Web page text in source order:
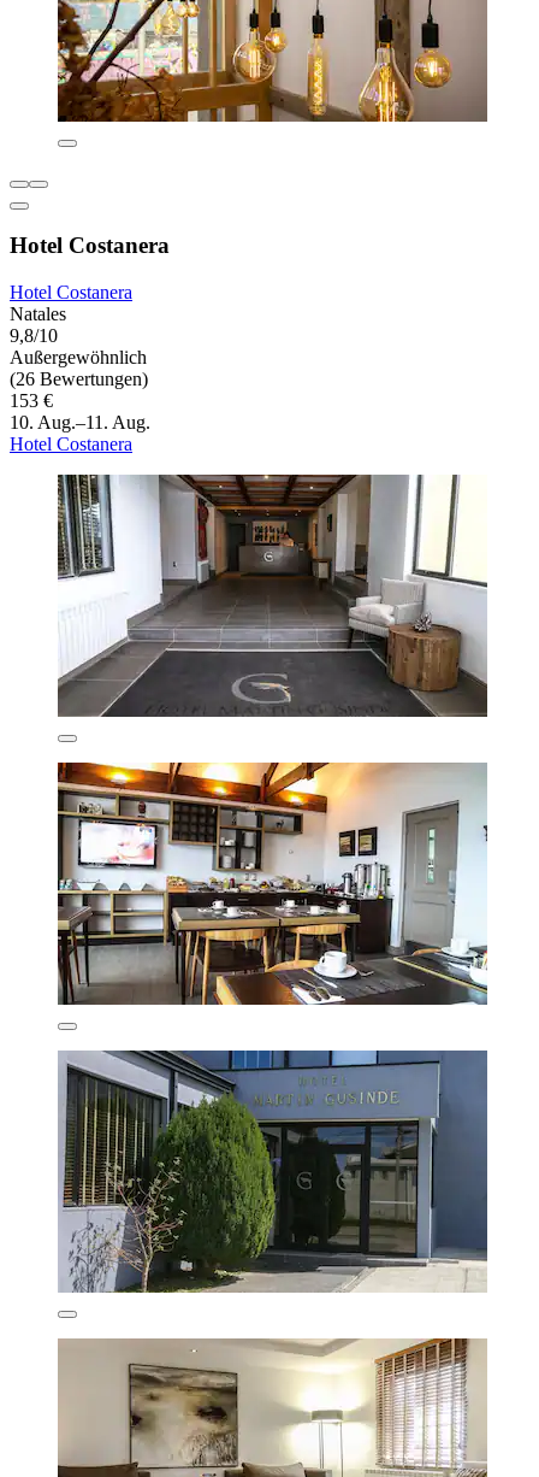
Hotel Costanera
Hotel Costanera
Natales
9,8/10
Außergewöhnlich
(26 Bewertungen)
153 €
10. Aug.–11. Aug.
Hotel Costanera